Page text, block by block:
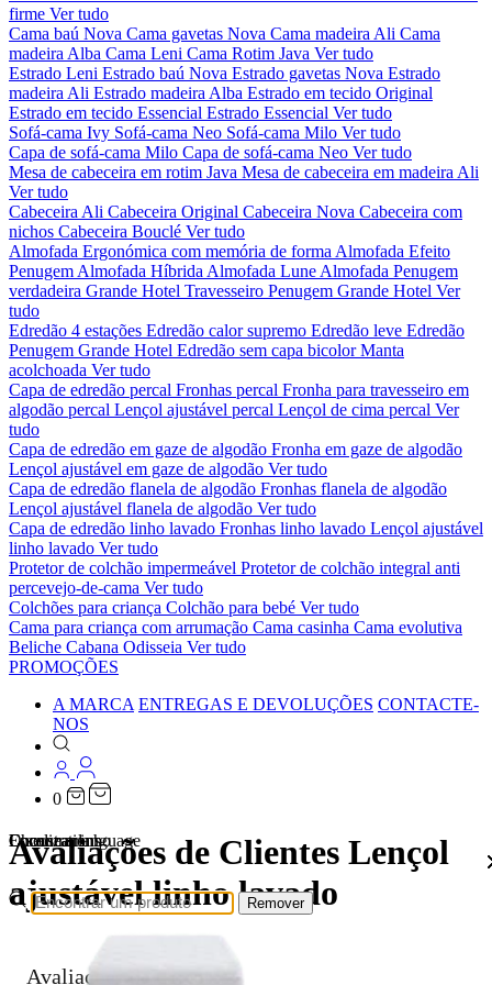
firme Ver tudo
Cama baú Nova Cama gavetas Nova Cama madeira Ali Cama
madeira Alba Cama Leni Cama Rotim Java Ver tudo
Estrado Leni Estrado baú Nova Estrado gavetas Nova Estrado
madeira Ali Estrado madeira Alba Estrado em tecido Original
Estrado em tecido Essencial Estrado Essencial Ver tudo
Sofá-cama Ivy Sofá-cama Neo Sofá-cama Milo Ver tudo
Capa de sofá-cama Milo Capa de sofá-cama Neo Ver tudo
Mesa de cabeceira em rotim Java Mesa de cabeceira em madeira Ali
Ver tudo
Cabeceira Ali Cabeceira Original Cabeceira Nova Cabeceira com
nichos Cabeceira Bouclé Ver tudo
Almofada Ergonómica com memória de forma Almofada Efeito
Penugem Almofada Híbrida Almofada Lune Almofada Penugem
verdadeira Grande Hotel Travesseiro Penugem Grande Hotel Ver
tudo
Edredão 4 estações Edredão calor supremo Edredão leve Edredão
Penugem Grande Hotel Edredão sem capa bicolorManta
acolchoada Ver tudo
Capa de edredão percal Fronhas percal Fronha para travesseiro em
algodão percal Lençol ajustável percal Lençol de cima percal Ver
tudo
Capa de edredão em gaze de algodão Fronha em gaze de algodão
Lençol ajustável em gaze de algodão Ver tudo
Capa de edredão flanela de algodão Fronhas flanela de algodão
Lençol ajustável flanela de algodão Ver tudo
Capa de edredão linho lavado Fronhas linho lavado Lençol ajustável
linho lavado Ver tudo
Protetor de colchão impermeável Protetor de colchão integral anti
percevejo-de-cama Ver tudo
Colchões para criança Colchão para bebé Ver tudo
Cama para criança com arrumação Cama casinha Cama evolutiva
Beliche Cabana Odisseia Ver tudo
PROMOÇÕES
A MARCA ENTREGAS E DEVOLUÇÕES CONTACTE-
NOS
0
Localizations
Choose a language
Encontrar
Remover
O seu carrinho
Avaliações de Clientes Lençol
ajustável linho lavado
Avaliações de Clientes